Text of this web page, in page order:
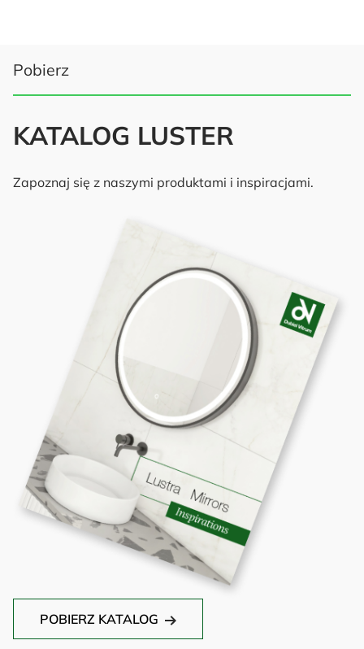
Pobierz
KATALOG LUSTER
Zapoznaj się z naszymi produktami i inspiracjami.
POBIERZ KATALOG